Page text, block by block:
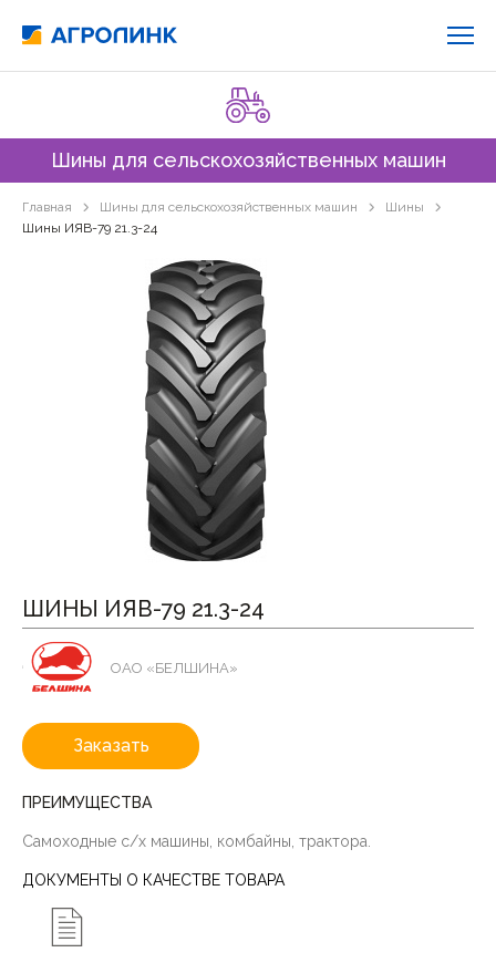
Шины для сельскохозяйственных машин
Главная Шины для сельскохозяйственных машин
Шины
Шины ИЯВ-79 21.3-24
ШИНЫ ИЯВ-79 21.3-24
ОАО «БЕЛШИНА»
Заказать
ПРЕИМУЩЕСТВА
Самоходные с/х машины, комбайны, трактора.
ДОКУМЕНТЫ О КАЧЕСТВЕ ТОВАРА